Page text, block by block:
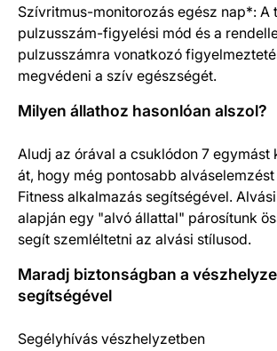
Szívritmus-monitorozás egész nap*: A
pulzusszám-figyelési mód és a
pulzusszámra vonatkozó
megvédeni a szív egészségét.
Milyen állathoz hasonlóan alszol?
Aludj az órával a csuklódon 7 egymást
át, hogy még pontosabb
Fitness alkalmazás segítségével.
alapján egy "alvó állattal" párosítunk
segít szemléltetni az alvási stílusod.
Maradj biztonságban a
segítségével
Segélyhívás vészhelyzetben